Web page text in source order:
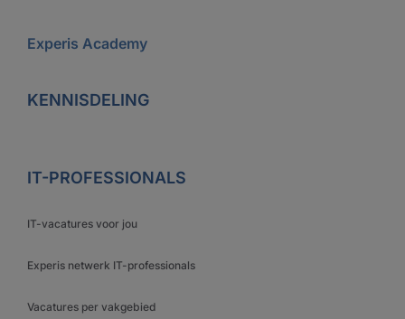
Experis Academy
KENNISDELING
IT-PROFESSIONALS
IT-vacatures voor jou
Experis netwerk IT-professionals
Vacatures per vakgebied